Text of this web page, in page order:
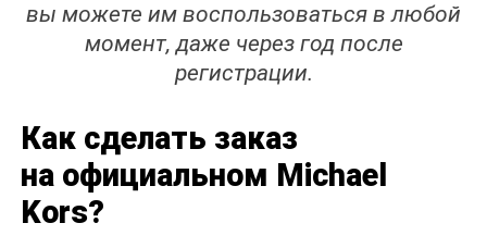
вы можете им воспользоваться в любой
момент, даже через год после
регистрации.
Как сделать заказ
на официальном Michael
Kors?